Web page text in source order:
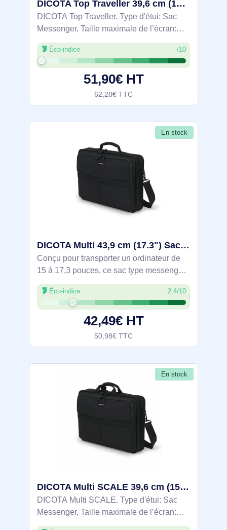
DICOTA Top Traveller 39,6 cm (15.6") Sac Messenger Noir - D31428-RPET
DICOTA Top Traveller. Type d'étui: Sac
Messenger, Taille maximale de l’écran:
39,6 cm (15.6"), Nombre de poches avant:
1, Sangle épaule. Poids: 930 g. Coloration
de surface: Monochromatique
Éco-indice /10
51,90€ HT
62,28€ TTC
En stock
DICOTA Multi 43,9 cm (17.3") Sac Messenger Noir - D31432-RPET
Conçu pour transporter un ordinateur de
15 à 17,3 pouces, ce sac type messenger
propose un compartiment 420 x 285 x 40
mm, un espace pour tablette et une poche
avant pour accessoires. En PET 600D
Éco-indice 2.4/10
42,49€ HT
50,98€ TTC
En stock
DICOTA Multi SCALE 39,6 cm (15.6") Sac Messenger Noir - D31431-RPET
DICOTA Multi SCALE. Type d'étui: Sac
Messenger, Taille maximale de l’écran:
39,6 cm (15.6"), Nombre de poches avant: